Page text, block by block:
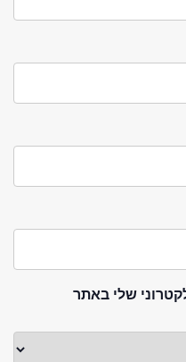
שלי באתר